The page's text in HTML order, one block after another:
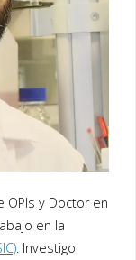
OPIs y Doctor en
en la
. Investigo